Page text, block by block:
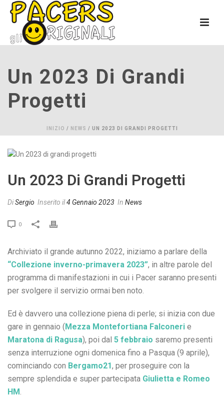
Un 2023 Di Grandi
Progetti
INIZIO / NEWS / UN 2023 DI GRANDI PROGETTI
Un 2023 Di Grandi Progetti
DiSergio Inserito il4 Gennaio 2023 In News
0
Archiviato il grande autunno 2022, iniziamo a parlare della
“Collezione inverno-primavera 2023”, in altre parole del
programma di manifestazioni in cui i Pacer saranno presenti
per svolgere il servizio ormai ben noto.
Ed è davvero una collezione piena di perle; si inizia con due
gare in gennaio (Mezza Montefortiana Falconeri e
Maratona di Ragusa), poi dal 5 febbraio saremo presenti
senza interruzione ogni domenica fino a Pasqua (9 aprile),
cominciando con Bergamo21, per proseguire con la
sempre splendida e super partecipata Giulietta e Romeo
HM